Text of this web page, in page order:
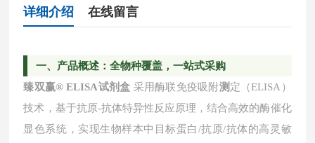
详细介绍 在线留言
一、产品概述：全物种覆盖，一站式采购
臻双赢® ELISA试剂盒 采用酶联免疫吸附测 定（ELISA）
技术，基于抗原-抗体特异性反应原理，结合高效的酶催化
显色系统，实现生物样本中目标蛋白/抗原/抗体的高灵敏